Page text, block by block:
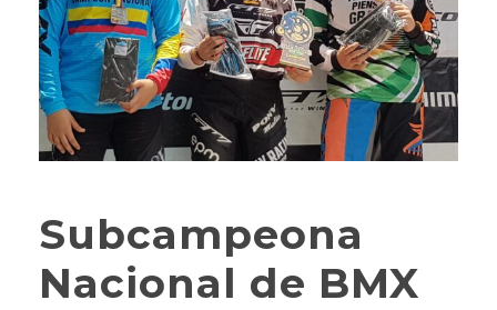
Subcampeona
Nacional de BMX